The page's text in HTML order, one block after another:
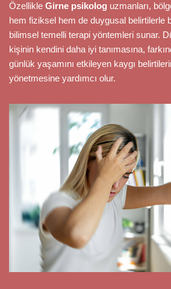
Özellikle Girne psikolog uzmanları,
hem fiziksel hem de duygusal belirtilerle
bilimsel temelli terapi yöntemleri sunar.
kişinin kendini daha iyi tanımasına,
günlük yaşamını etkileyen kaygı
yönetmesine yardımcı olur.